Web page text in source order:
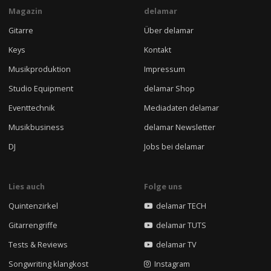
Magazin
Gitarre
Keys
Musikproduktion
Studio Equipment
Eventtechnik
Musikbusiness
DJ
delamar
Über delamar
Kontakt
Impressum
delamar Shop
Mediadaten delamar
delamar Newsletter
Jobs bei delamar
Lies auch
Quintenzirkel
Gitarrengriffe
Tests & Reviews
Songwriting klangkost
Folge uns
delamar TECH
delamar TUTS
delamar TV
Instagram